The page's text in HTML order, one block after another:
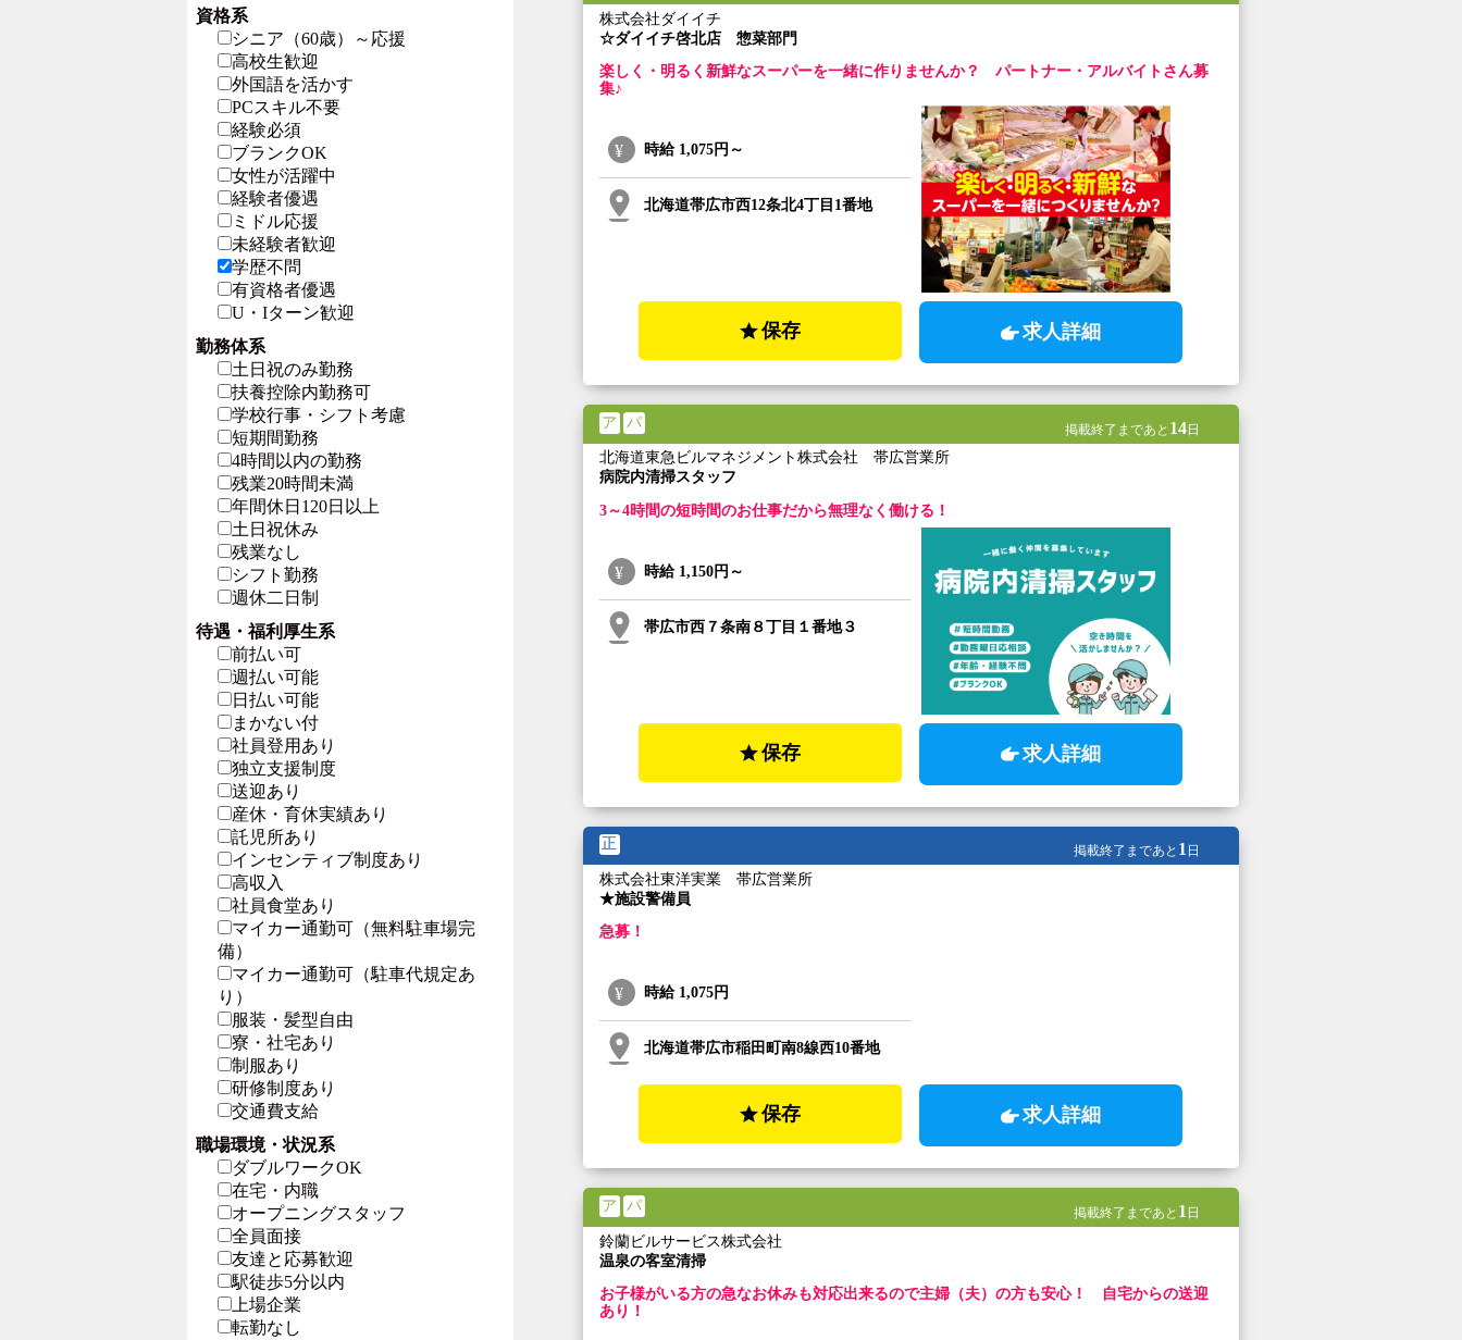
株式会社ダイイチ
☆ダイイチ啓北店 惣菜部門
楽しく・明るく新鮮なスーパーを一緒に作りませんか？ パートナー・アルバイトさん募
集♪
時給 1,075円～
北海道帯広市西12条北4丁目1番地
保存 求人詳細
ア パ 掲載終了まであと 14日
北海道東急ビルマネジメント株式会社 帯広営業所
病院内清掃スタッフ
3～4時間の短時間のお仕事だから無理なく働ける！
時給 1,150円～
帯広市西７条南８丁目１番地３
保存 求人詳細
正 掲載終了まであと 1 日
株式会社東洋実業 帯広営業所
★施設警備員
急募！
時給 1,075円
北海道帯広市稲田町南8線西10番地
保存 求人詳細
ア パ 掲載終了まであと 1 日
鈴蘭ビルサービス株式会社
温泉の客室清掃
お子様がいる方の急なお休みも対応出来るので主婦（夫）の方も安心！ 自宅からの送迎
あり！
資格系
シニア（60歳）～応援
高校生歓迎
外国語を活かす
PCスキル不要
経験必須
ブランクOK
女性が活躍中
経験者優遇
ミドル応援
未経験者歓迎
学歴不問
有資格者優遇
U・Iターン歓迎
勤務体系
土日祝のみ勤務
扶養控除内勤務可
学校行事・シフト考慮
短期間勤務
4時間以内の勤務
残業20時間未満
年間休日120日以上
土日祝休み
残業なし
シフト勤務
週休二日制
待遇・福利厚生系
前払い可
週払い可能
日払い可能
まかない付
社員登用あり
独立支援制度
送迎あり
産休・育休実績あり
託児所あり
インセンティブ制度あり
高収入
社員食堂あり
マイカー通勤可（無料駐車場完
備）
マイカー通勤可（駐車代規定あ
り）
服装・髪型自由
寮・社宅あり
制服あり
研修制度あり
交通費支給
職場環境・状況系
ダブルワークOK
在宅・内職
オープニングスタッフ
全員面接
友達と応募歓迎
駅徒歩5分以内
上場企業
転勤なし